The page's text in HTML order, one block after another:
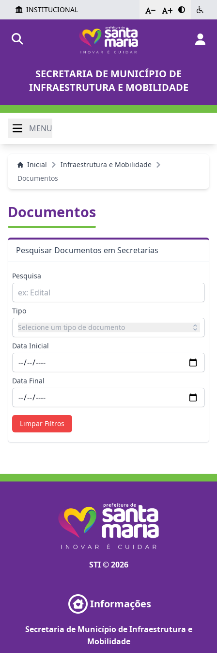
INSTITUCIONAL - +
SECRETARIA DE MUNICÍPIO DE
INFRAESTRUTURA E MOBILIDADE
MENU
Inicial
Infraestrutura e Mobilidade
Documentos
Documentos
Pesquisar Documentos em Secretarias
Pesquisa
Tipo
Selecione um tipo de documento
Data Inicial
Data Final
Limpar Filtros
STI © 2026
Informações
Secretaria de Município de Infraestrutura e
Mobilidade